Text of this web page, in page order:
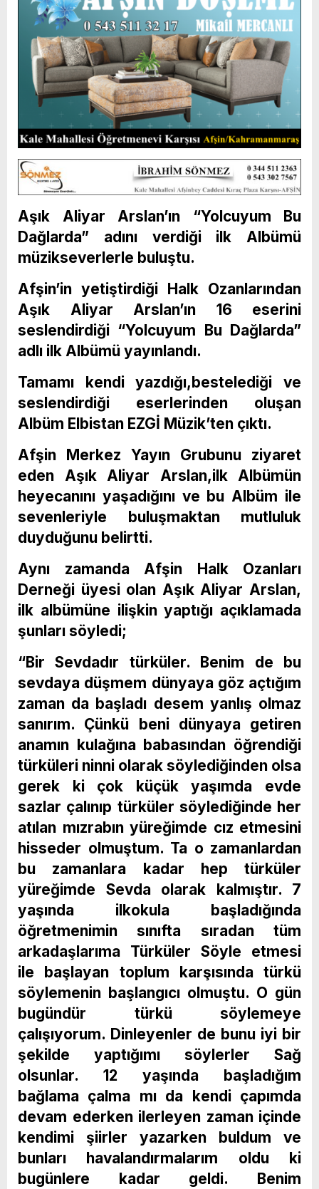
Aşık Aliyar Arslan’ın “Yolcuyum Bu
Dağlarda” adını verdiği ilk Albümü
müzikseverlerle buluştu.
Afşin’in yetiştirdiği Halk Ozanlarından
Aşık Aliyar Arslan’ın 16 eserini
seslendirdiği “Yolcuyum Bu Dağlarda”
adlı ilk Albümü yayınlandı.
Tamamı kendi yazdığı,bestelediği ve
seslendirdiği eserlerinden oluşan
Albüm Elbistan EZGİ Müzik’ten çıktı.
Afşin Merkez Yayın Grubunu ziyaret
eden Aşık Aliyar Arslan,ilk Albümün
heyecanını yaşadığını ve bu Albüm ile
sevenleriyle buluşmaktan mutluluk
duyduğunu belirtti.
Aynı zamanda Afşin Halk Ozanları
Derneği üyesi olan Aşık Aliyar Arslan,
ilk albümüne ilişkin yaptığı açıklamada
şunları söyledi;
“Bir Sevdadır türküler. Benim de bu
sevdaya düşmem dünyaya göz açtığım
zaman da başladı desem yanlış olmaz
sanırım. Çünkü beni dünyaya getiren
anamın kulağına babasından öğrendiği
türküleri ninni olarak söylediğinden olsa
gerek ki çok küçük yaşımda evde
sazlar çalınıp türküler söylediğinde her
atılan mızrabın yüreğimde cız etmesini
hisseder olmuştum. Ta o zamanlardan
bu zamanlara kadar hep türküler
yüreğimde Sevda olarak kalmıştır. 7
yaşında ilkokula başladığında
öğretmenimin sınıfta sıradan tüm
arkadaşlarıma Türküler Söyle etmesi
ile başlayan toplum karşısında türkü
söylemenin başlangıcı olmuştu. O gün
bugündür türkü söylemeye
çalışıyorum. Dinleyenler de bunu iyi bir
şekilde yaptığımı söylerler Sağ
olsunlar. 12 yaşında başladığım
bağlama çalma mı da kendi çapımda
devam ederken ilerleyen zaman içinde
kendimi şiirler yazarken buldum ve
bunları havalandırmalarım oldu ki
bugünlere kadar geldi. Benim